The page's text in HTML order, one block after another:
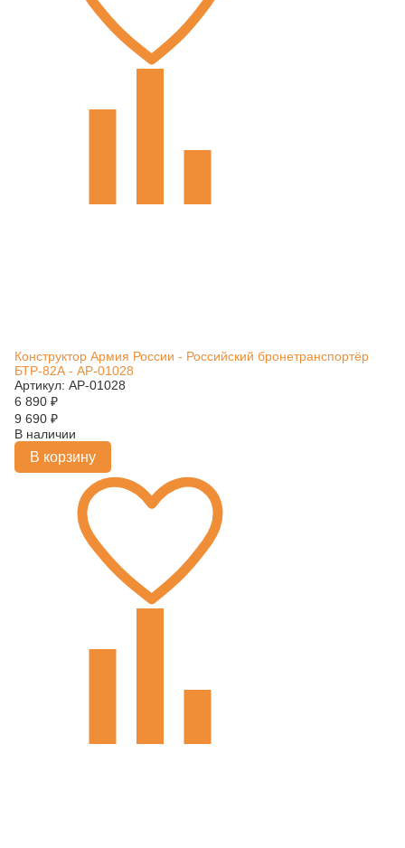
Конструктор Армия России - Российский бронетранспортёр
БТР-82А - АР-01028
Артикул: АР-01028
6 890 ₽
9 690 ₽
В наличии
В корзину